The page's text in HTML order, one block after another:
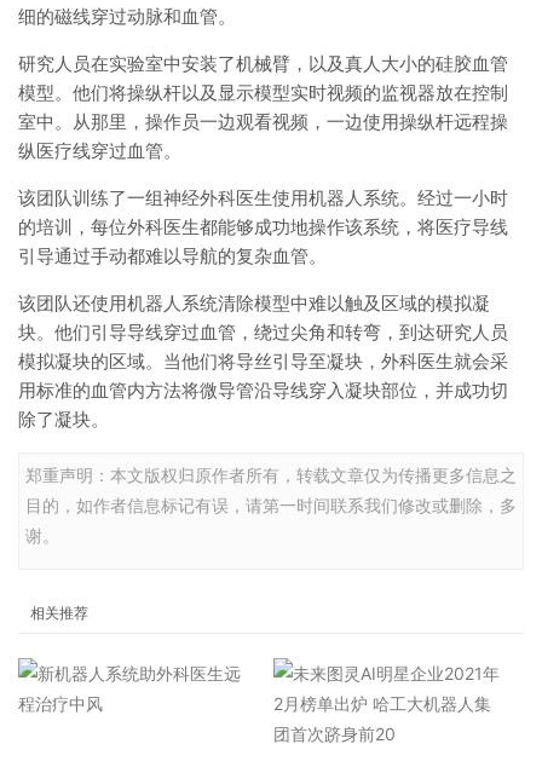
细的磁线穿过动脉和血管。
研究人员在实验室中安装了机械臂，以及真人大小的硅胶血管
模型。他们将操纵杆以及显示模型实时视频的监视器放在控制
室中。从那里，操作员一边观看视频，一边使用操纵杆远程操
纵医疗线穿过血管。
该团队训练了一组神经外科医生使用机器人系统。经过一小时
的培训，每位外科医生都能够成功地操作该系统，将医疗导线
引导通过手动都难以导航的复杂血管。
该团队还使用机器人系统清除模型中难以触及区域的模拟凝
块。他们引导导线穿过血管，绕过尖角和转弯，到达研究人员
模拟凝块的区域。当他们将导丝引导至凝块，外科医生就会采
用标准的血管内方法将微导管沿导线穿入凝块部位，并成功切
除了凝块。
郑重声明：本文版权归原作者所有，转载文章仅为传播更多信息之
目的，如作者信息标记有误，请第一时间联系我们修改或删除，多
谢。
相关推荐